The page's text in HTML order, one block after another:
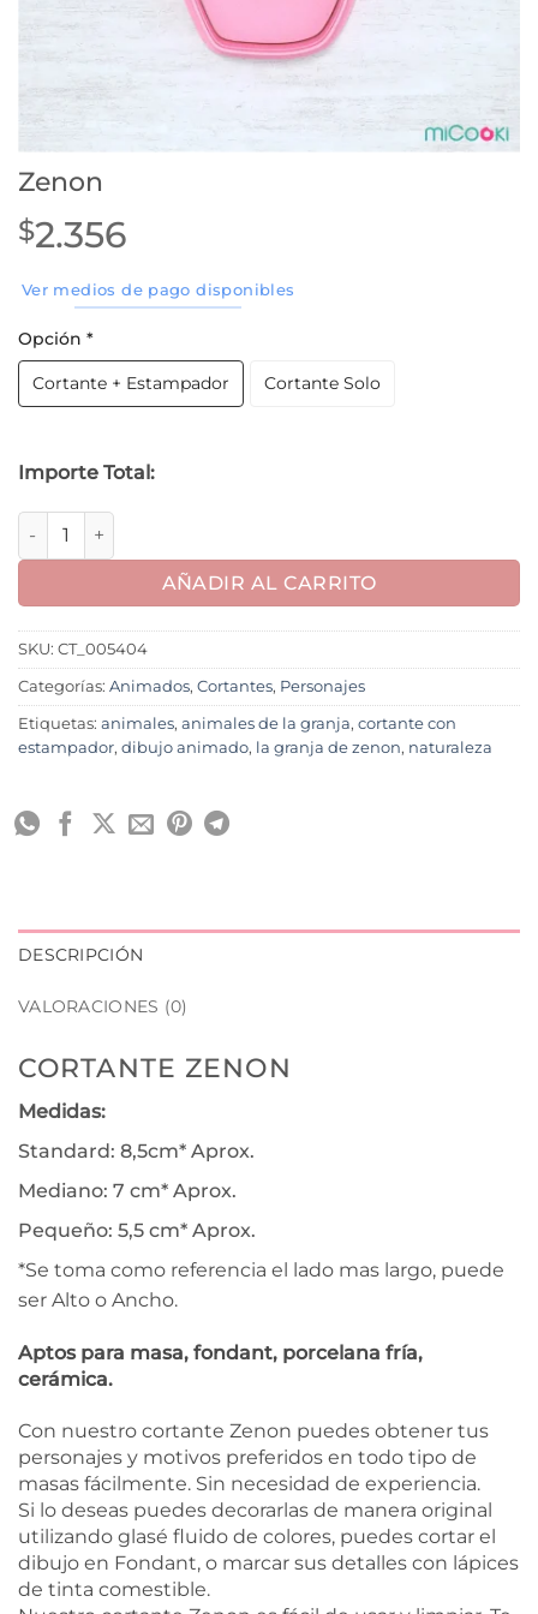
Zenon
$2.356
Ver medios de pago disponibles
Opción *
Cortante + Estampador Cortante Solo
Importe Total:
Zenon cantidad
AÑADIR AL CARRITO
SKU: CT_005404
Categorías: Animados, Cortantes, Personajes
Etiquetas: animales, animales de la granja, cortante con
estampador, dibujo animado, la granja de zenon, naturaleza
DESCRIPCIÓN
VALORACIONES (0)
CORTANTE ZENON
Medidas:
Standard: 8,5cm* Aprox.
Mediano: 7 cm* Aprox.
Pequeño: 5,5 cm* Aprox.
*Se toma como referencia el lado mas largo, puede
ser Alto o Ancho.
Aptos para masa, fondant, porcelana fría,
cerámica.
Con nuestro cortante Zenon puedes obtener tus
personajes y motivos preferidos en todo tipo de
masas fácilmente. Sin necesidad de experiencia.
Si lo deseas puedes decorarlas de manera original
utilizando glasé fluido de colores, puedes cortar el
dibujo en Fondant, o marcar sus detalles con lápices
de tinta comestible.